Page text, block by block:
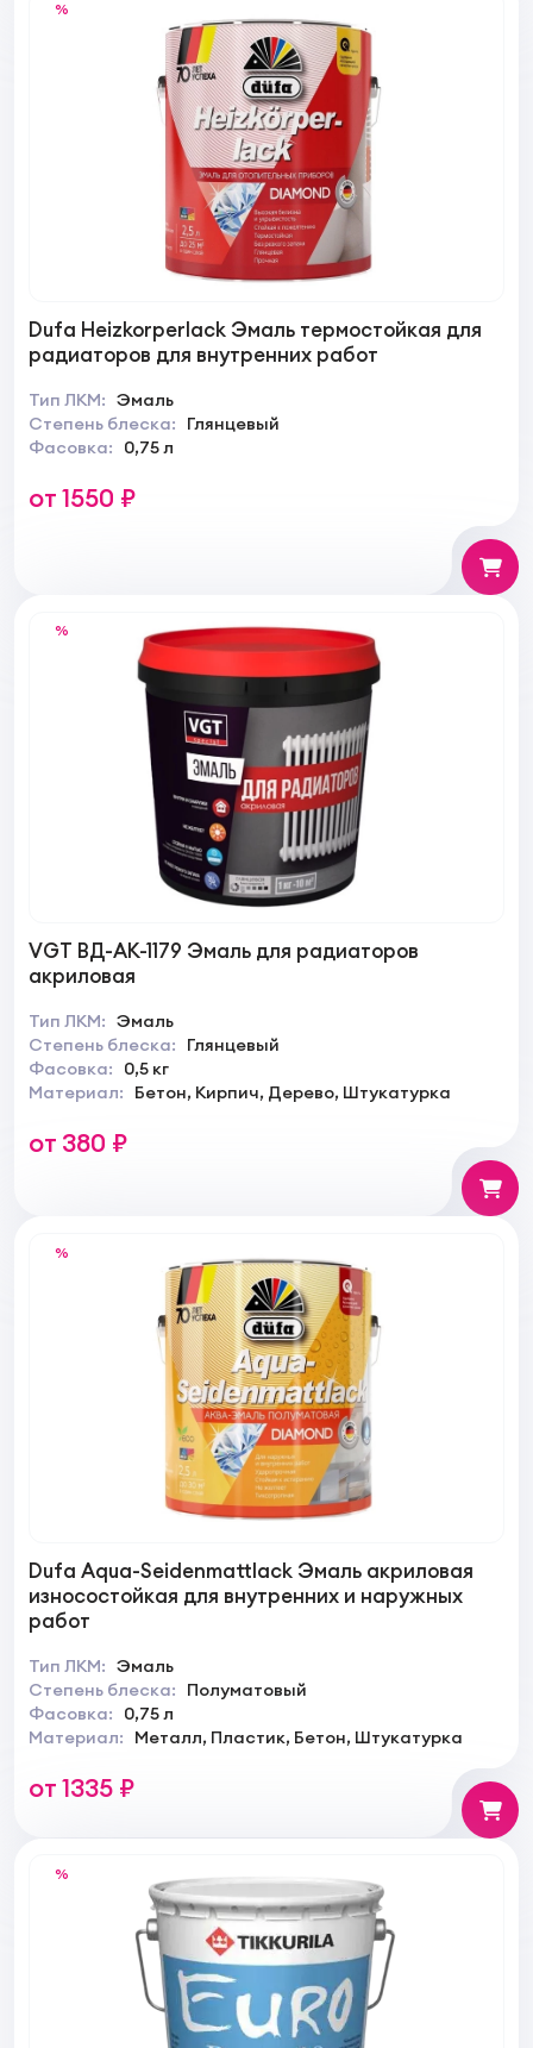
%
Dufa Heizkorperlack Эмаль термостойкая для
радиаторов для внутренних работ
Тип ЛКМ: Эмаль
Степень блеска:
Глянцевый
Фасовка:
0,75 л
от 1550 ₽
%
VGT ВД-АК-1179 Эмаль для радиаторов
акриловая
Тип ЛКМ: Эмаль
Степень блеска:
Глянцевый
Фасовка:
0,5 кг
Материал:
Бетон, Кирпич, Дерево, Штукатурка
от 380 ₽
%
Dufa Aqua-Seidenmattlack Эмаль акриловая
износостойкая для внутренних и наружных
работ
Тип ЛКМ: Эмаль
Степень блеска:
Полуматовый
Фасовка:
0,75 л
Материал:
Металл, Пластик, Бетон, Штукатурка
от 1335 ₽
%